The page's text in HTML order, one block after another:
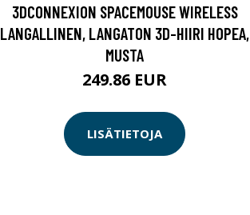
3DCONNEXION SPACEMOUSE WIRELESS
LANGALLINEN, LANGATON 3D-HIIRI HOPEA,
MUSTA
249.86 EUR
LISÄTIETOJA